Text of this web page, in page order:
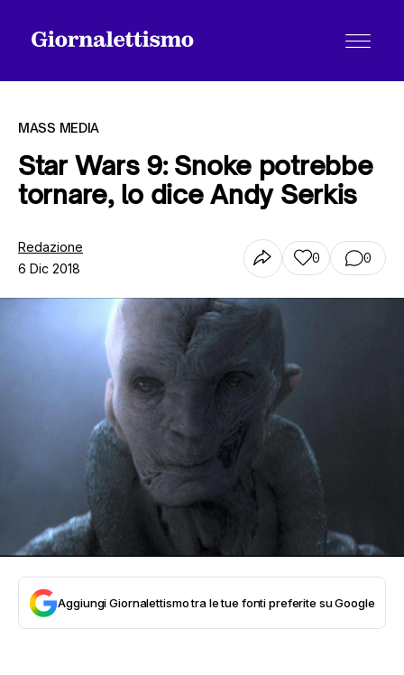
Tutti gli articoli
Chi siamo
Contatti
MASS MEDIA
Star Wars 9: Snoke potrebbe
tornare, lo dice Andy Serkis
Redazione
6 Dic 2018
0 0
Aggiungi Giornalettismo tra le tue fonti preferite su Google